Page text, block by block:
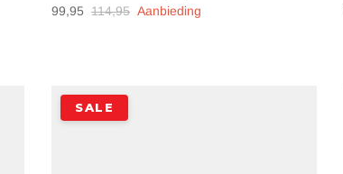
99,95 114,95 Aanbieding
SALE